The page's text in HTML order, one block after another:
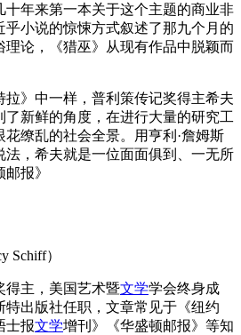
年来第一本关于这个主题的商业非
乎小说的惊悚方式叙述了那九个月的
理论，《猎巫》从现有作品中脱颖而
拉》中一样，普利策传记奖得主希夫
新鲜的角度，在进行大量的研究工
缭乱的社会全景。用亨利·詹姆斯
法，希夫就是一位面面俱到、一无所
报》
Schiff）
得主，美国艺术暨文学学会终身成
特出版社任职，文章常见于《纽约
士报文学增刊》《华盛顿邮报》等知